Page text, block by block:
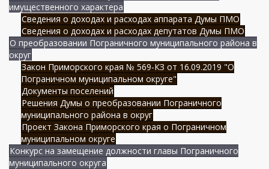
имущественного характера
Сведения о доходах и расходах аппарата Думы ПМО
Сведения о доходах и расходах депутатов Думы ПМО
О преобразовании Пограничного муниципального района в
округ
Закон Приморского края № 569-КЗ от 16.09.2019 "О
Пограничном муниципальном округе"
Документы поселений
Решения Думы о преобразовании Пограничного
муниципального района в округ
Проект Закона Приморского края о Пограничном
муниципальном округе
Конкурс на замещение должности главы Пограничного
муниципального округа